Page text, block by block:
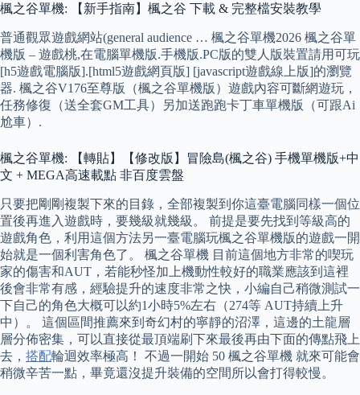
楓之谷單機: 【新手指南】楓之谷 下載 & 完整檔安裝教學
普通觀眾遊戲網站(general audience … 楓之谷單機2026 楓之谷單
機版 – 遊戲桃,在電腦單機版.手機版.PC版的雙人版裝置請用可玩
[h5遊戲電腦版].[html5遊戲網頁版] [javascript遊戲線上版]的瀏覽
器. 楓之谷V176至尊版（楓之谷單機版）遊戲內容可斷網遊玩，
任務修復（送全套GM工具）另加送跑跑卡丁車單機版（可跟Ai
尬車）.
楓之谷單機: 【轉貼】【修改版】冒險島(楓之谷) 手機單機版+中
文 + MEGA高速載點 非百度雲盤
只要把剛剛複製下來的目錄，全部複製到你這臺電腦同樣一個位
置後再進入遊戲時，要幾級就幾級。 前提是要先找到等級高的
遊戲角色，利用這個方法另一臺電腦玩楓之谷單機版的遊戲一開
始就是一個利害角色了。 楓之谷單機 目前這個地方非常的喫玩
家的傷害和AUT，若能秒怪加上機動性較好的職業應該到這裡
後會非常有感，經驗提升的速度非常之快，小編自己稍微測試一
下自己的角色大概可以約1小時5%左右（274等 AUT持續上升
中）。 這個區間推薦來到奇幻村的寧靜的沼澤，這邊的土龍層
層分佈密集，可以直接從最頂端刷下來最後再由下面的傳點飛上
去， 搭配輪迴效率極高！ 不過一開始 50 楓之谷單機 就來可能會
稍微辛苦一點，畢竟還沒提升裝備的空間所以會打得較慢。